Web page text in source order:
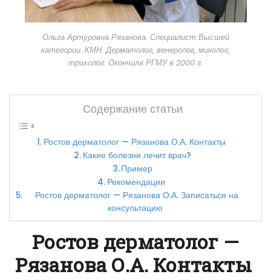
Ольга Артуровна Рязанова. Специалист Высшей
категории. КМН. Дерматолог, венеролог, миколог,
трихолог. Окончила РГМУ в 2000 г.
Содержание статьи
Ростов дерматолог — Рязанова О.А. Контакты
Какие болезни лечит врач?
Пример
Рекомендации
Ростов дерматолог — Рязанова О.А. Записаться на
консультацию
Ростов дерматолог —
Рязанова О.А. Контакты